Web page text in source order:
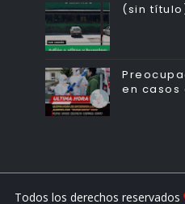
(sin
en casos
Todos los derechos reservados